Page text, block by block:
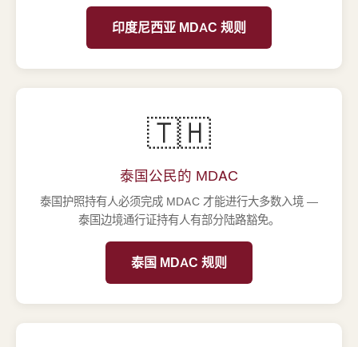
印度尼西亚 MDAC 规则
🇹🇭
泰国公民的 MDAC
泰国护照持有人必须完成 MDAC 才能进行大多数入境 —
泰国边境通行证持有人有部分陆路豁免。
泰国 MDAC 规则